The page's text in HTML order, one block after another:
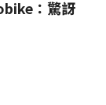
：驚訝